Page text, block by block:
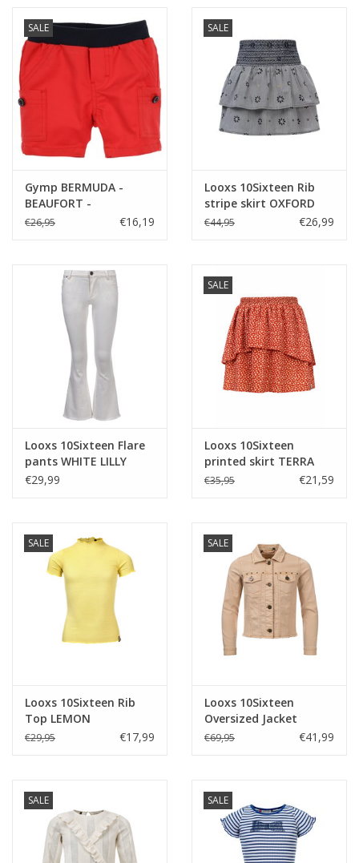
SALE
Gymp BERMUDA -
BEAUFORT -
BABY&TODD ROOD
€26,95 €16,19
SALE
Looxs 10Sixteen Rib
stripe skirt OXFORD
BLUE
€44,95 €26,99
Looxs 10Sixteen Flare
pants WHITE LILLY
€29,99
SALE
Looxs 10Sixteen
printed skirt TERRA
€35,95 €21,59
SALE
Looxs 10Sixteen Rib
Top LEMON
€29,95 €17,99
SALE
Looxs 10Sixteen
Oversized Jacket
PEACH
€69,95 €41,99
SALE SALE